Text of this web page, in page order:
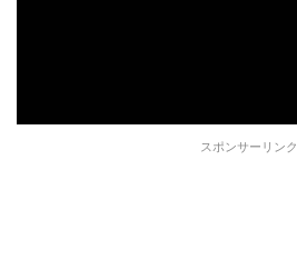
スポンサーリンク